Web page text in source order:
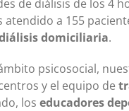
de diálisis de los 4
atendido a 155
domiciliaria.
psicosocial,
y el equipo de
los educadores